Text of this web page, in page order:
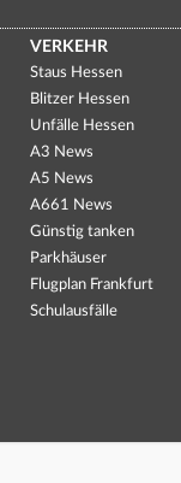
VERKEHR
Staus Hessen
Blitzer Hessen
Unfälle Hessen
A3 News
A5 News
A661 News
Günstig tanken
Parkhäuser
Flugplan Frankfurt
Schulausfälle